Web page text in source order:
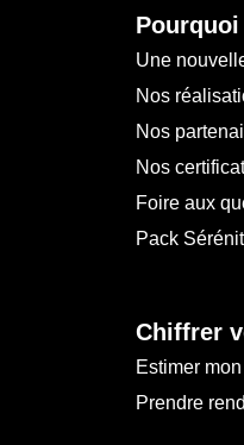
Une
Nos
Nos
Nos
Foire aux
Pack
Chiffrer
Estimer
Prendre